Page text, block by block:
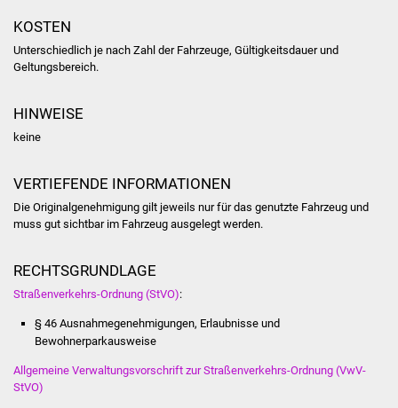
Formulare
Kindergärten
KOSTEN
Unterschiedlich je nach Zahl der Fahrzeuge, Gültigkeitsdauer und
Geltungsbereich.
HINWEISE
keine
VERTIEFENDE INFORMATIONEN
Die Originalgenehmigung gilt jeweils nur für das genutzte Fahrzeug und
muss gut sichtbar im Fahrzeug ausgelegt werden.
RECHTSGRUNDLAGE
Straßenverkehrs-Ordnung (StVO):
§ 46 Ausnahmegenehmigungen, Erlaubnisse und
Bewohnerparkausweise
Allgemeine Verwaltungsvorschrift zur Straßenverkehrs-Ordnung (VwV-
StVO)